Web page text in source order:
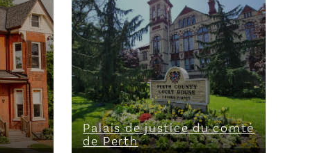
Palais de justice du comté
de Perth